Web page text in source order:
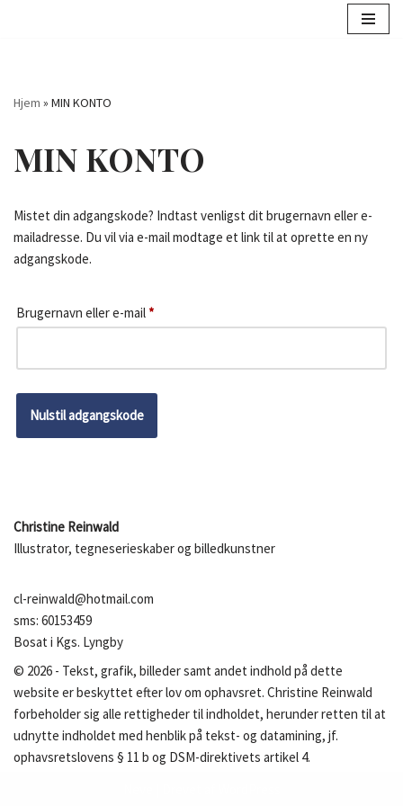
Hjem » MIN KONTO
MIN KONTO
Mistet din adgangskode? Indtast venligst dit brugernavn eller e-
mailadresse. Du vil via e-mail modtage et link til at oprette en ny
adgangskode.
Brugernavn eller e-mail *
Nulstil adgangskode
Christine Reinwald
Illustrator, tegneserieskaber og billedkunstner
cl-reinwald@hotmail.com
sms: 60153459
Bosat i Kgs. Lyngby
© 2026 - Tekst, grafik, billeder samt andet indhold på dette
website er beskyttet efter lov om ophavsret. Christine Reinwald
forbeholder sig alle rettigheder til indholdet, herunder retten til at
udnytte indholdet med henblik på tekst- og datamining, jf.
ophavsretslovens § 11 b og DSM-direktivets artikel 4.